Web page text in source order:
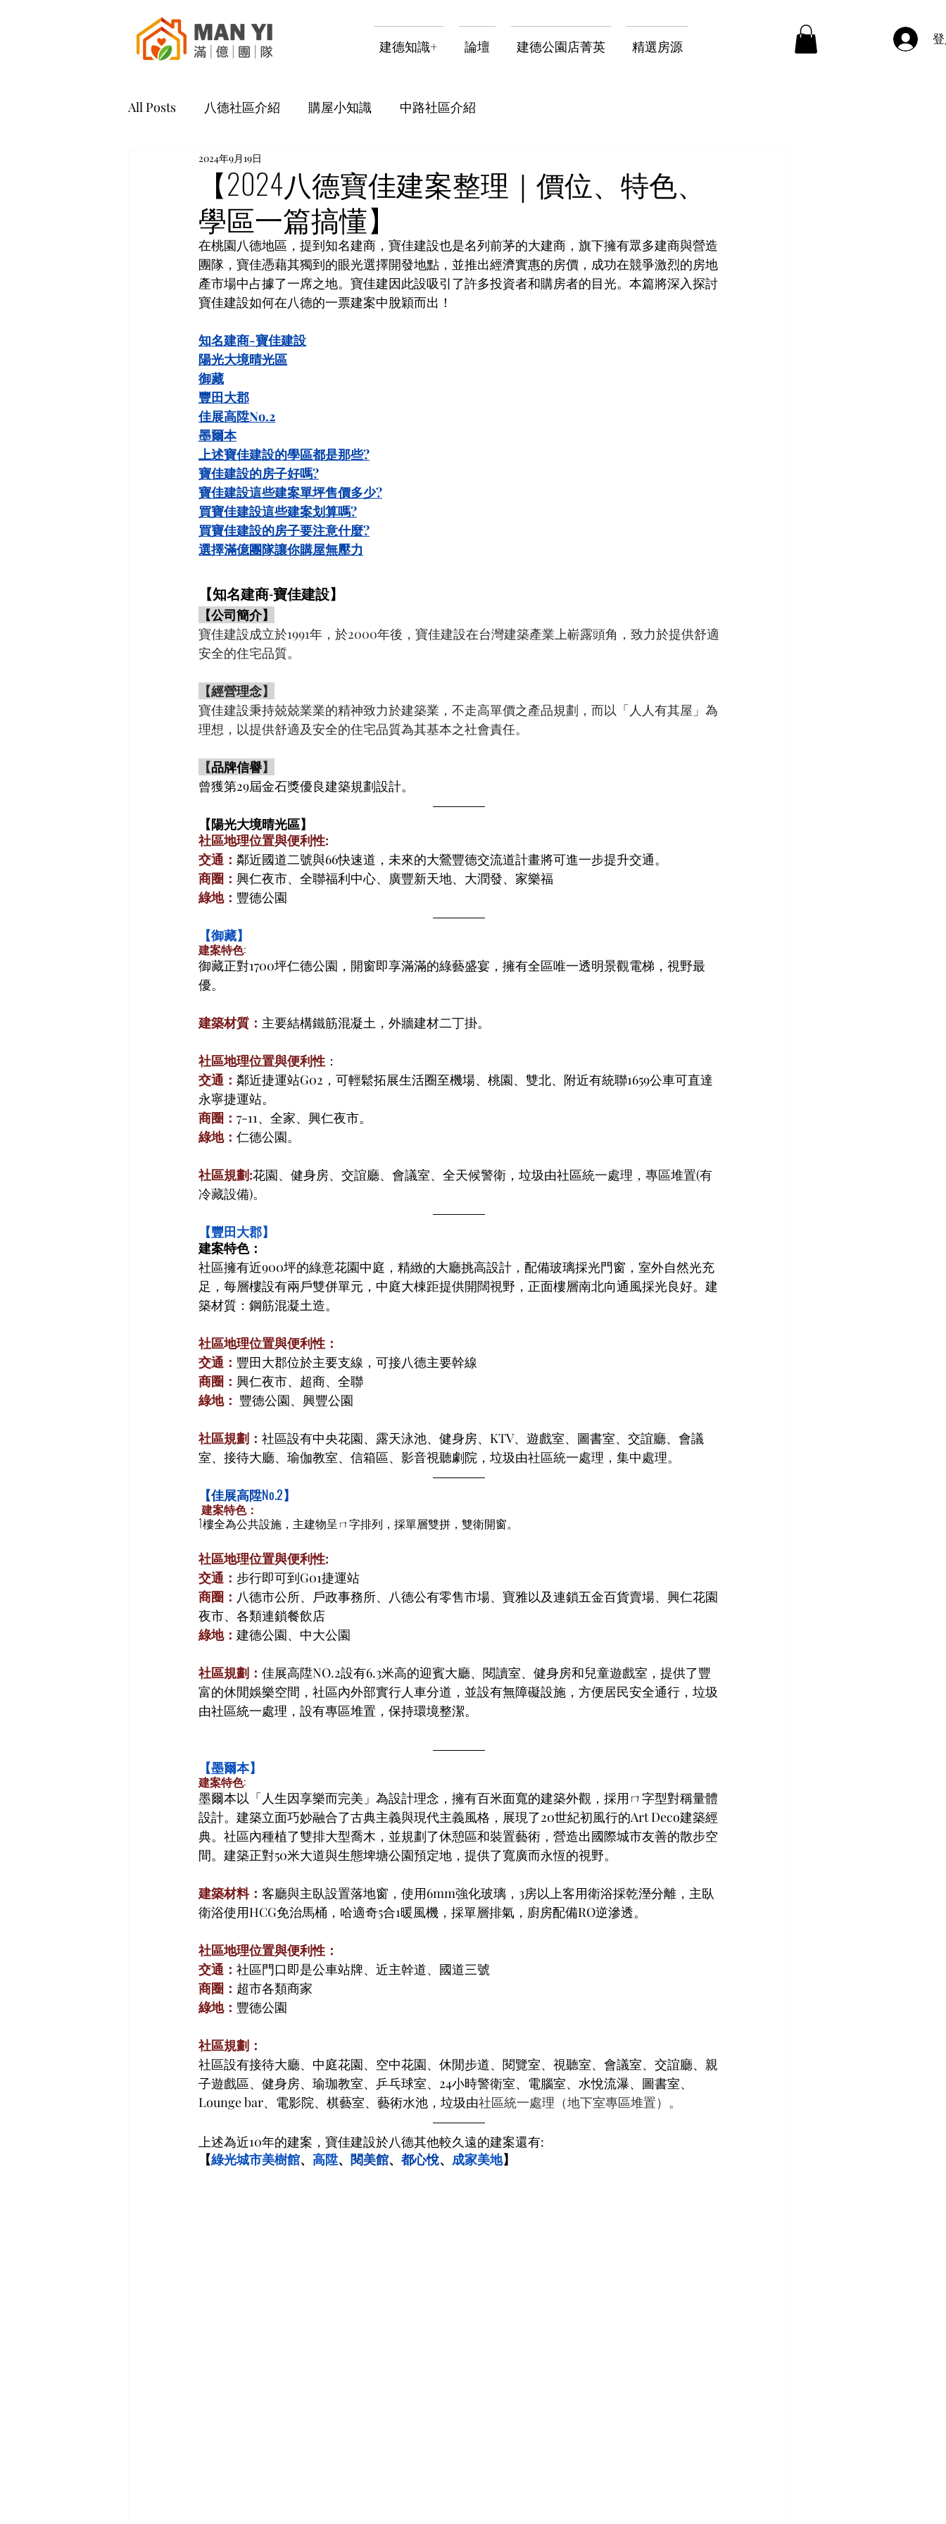
建德知識+ 論壇 建德公園店菁英 精選房源
All Posts 八德社區介紹 購屋小知識 中路社區介紹
【2024八德寶佳建案整理｜價位、特色、
學區一篇搞懂】
2024年9月19日
在桃園八德地區，提到知名建商，寶佳建設也是名列前茅的大建商，旗下擁有眾多建商與營造
團隊，寶佳憑藉其獨到的眼光選擇開發地點，並推出經濟實惠的房價，成功在競爭激烈的房地
產市場中占據了一席之地。寶佳建因此設吸引了許多投資者和購房者的目光。本篇將深入探討
寶佳建設如何在八德的一票建案中脫穎而出！
知名建商-寶佳建設
陽光大境晴光區
御藏
豐田大郡
佳展高陞No.2
墨爾本
上述寶佳建設的學區都是那些?
寶佳建設的房子好嗎?
寶佳建設這些建案單坪售價多少?
買寶佳建設這些建案划算嗎?
買寶佳建設的房子要注意什麼?
選擇滿億團隊讓你購屋無壓力
【知名建商-寶佳建設】
【公司簡介】
寶佳建設成立於1991年，於2000年後，寶佳建設在台灣建築產業上嶄露頭角，致力於提供舒適
安全的住宅品質。
【經營理念】
寶佳建設秉持兢兢業業的精神致力於建築業，不走高單價之產品規劃，而以「人人有其屋」為
理想，以提供舒適及安全的住宅品質為其基本之社會責任。
【品牌信譽】
曾獲第29屆金石獎優良建築規劃設計。
【陽光大境晴光區】
社區地理位置與便利性:
交通： 鄰近國道二號與66快速道，未來的大鶯豐德交流道計畫將可進一步提升交通。
商圈： 興仁夜市、全聯福利中心、廣豐新天地、大潤發、家樂福
綠地： 豐德公園
【御藏】
建案特色:
御藏正對1700坪仁德公園，開窗即享滿滿的綠藝盛宴，擁有全區唯一透明景觀電梯，視野最
優。
建築材質： 主要結構鐵筋混凝土，外牆建材二丁掛。
社區地理位置與便利性 ：
交通： 鄰近捷運站G02，可輕鬆拓展生活圈至機場、桃園、雙北、附近有統聯1659公車可直達
永寧捷運站。
商圈： 7-11、全家、興仁夜市。
綠地： 仁德公園。
社區規劃:花園、健身房、交誼廳、會議室、全天候警衛，垃圾由社區統一處理，專區堆置(有
冷藏設備)。
【豐田大郡】
建案特色：
社區擁有近900坪的綠意花園中庭，精緻的大廳挑高設計，配備玻璃採光門窗，室外自然光充
足，每層樓設有兩戶雙併單元，中庭大棟距提供開闊視野，正面樓層南北向通風採光良好。建
築材質：鋼筋混凝土造。
社區地理位置與便利性：
交通： 豐田大郡位於主要支線，可接八德主要幹線
商圈： 興仁夜市、超商、全聯
綠地： 豐德公園、興豐公園
社區規劃： 社區設有中央花園、露天泳池、健身房、KTV、遊戲室、圖書室、交誼廳、會議
室、接待大廳、瑜伽教室、信箱區、影音視聽劇院，垃圾由社區統一處理，集中處理。
【佳展高陞No.2】
建案特色：
1樓全為公共設施，主建物呈ㄇ字排列，採單層雙拼，雙衛開窗。
社區地理位置與便利性:
交通： 步行即可到G01捷運站
商圈： 八德市公所、戶政事務所、八德公有零售市場、寶雅以及連鎖五金百貨賣場、興仁花園
夜市、各類連鎖餐飲店
綠地： 建德公園、中大公園
社區規劃： 佳展高陞NO.2設有6.3米高的迎賓大廳、閱讀室、健身房和兒童遊戲室，提供了豐
富的休閒娛樂空間，社區內外部實行人車分道，並設有無障礙設施，方便居民安全通行，垃圾
由社區統一處理，設有專區堆置，保持環境整潔。
【墨爾本】
建案特色:
墨爾本以「人生因享樂而完美」為設計理念，擁有百米面寬的建築外觀，採用ㄇ字型對稱量體
設計。建築立面巧妙融合了古典主義與現代主義風格，展現了20世紀初風行的Art Deco建築經
典。社區內種植了雙排大型喬木，並規劃了休憩區和裝置藝術，營造出國際城市友善的散步空
間。建築正對50米大道與生態埤塘公園預定地，提供了寬廣而永恆的視野。
建築材料： 客廳與主臥設置落地窗，使用6mm強化玻璃，3房以上客用衛浴採乾溼分離，主臥
衛浴使用HCG免治馬桶，哈適奇5合1暖風機，採單層排氣，廚房配備RO逆滲透。
社區地理位置與便利性：
交通： 社區門口即是公車站牌、近主幹道、國道三號
商圈： 超市各類商家
綠地： 豐德公園
社區規劃：
社區設有接待大廳、中庭花園、空中花園、休閒步道、閱覽室、視聽室、會議室、交誼廳、親
子遊戲區、健身房、瑜珈教室、乒乓球室、24小時警衛室、電腦室、水悅流瀑、圖書室、
Lounge bar、電影院、棋藝室、藝術水池，垃圾由社區統一處理（地下室專區堆置）。
上述為近10年的建案，寶佳建設於八德其他較久遠的建案還有:
【綠光城市美樹館、 高陞、 閱美館、 都心悅、 成家美地】